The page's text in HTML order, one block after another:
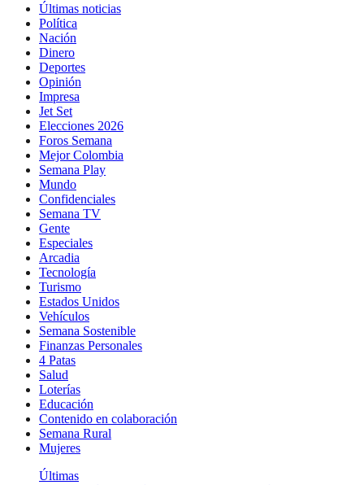
Últimas noticias
Política
Nación
Dinero
Deportes
Opinión
Impresa
Jet Set
Elecciones 2026
Foros Semana
Mejor Colombia
Semana Play
Mundo
Confidenciales
Semana TV
Gente
Especiales
Arcadia
Tecnología
Turismo
Estados Unidos
Vehículos
Semana Sostenible
Finanzas Personales
4 Patas
Salud
Loterías
Educación
Contenido en colaboración
Semana Rural
Mujeres
Últimas